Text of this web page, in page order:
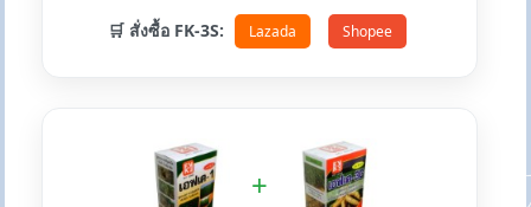
🛒 สั่งซื้อ FK-3S: Lazada Shopee
+